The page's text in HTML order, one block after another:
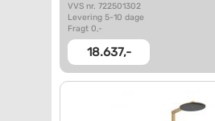
VVS nr. 722501302
Levering 5-10 dage
Fragt 0,-
18.637,-